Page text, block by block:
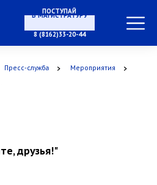
ПОСТУПАЙ
8 (8162)33-20-44
Пресс-служба Мероприятия
друзья!"